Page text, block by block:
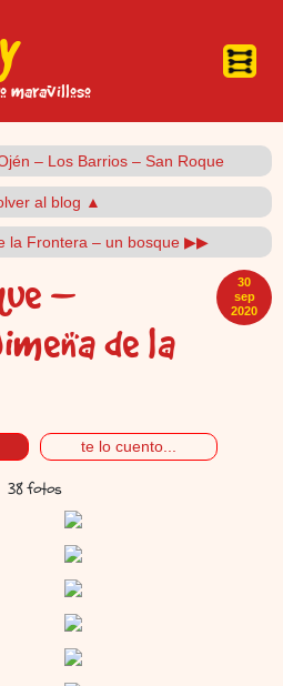
maravilloso
– Los Barrios – San Roque
al blog ▲
la Frontera – un bosque ▶▶
30
sep
2020
–
de la
te lo cuento...
38 fotos